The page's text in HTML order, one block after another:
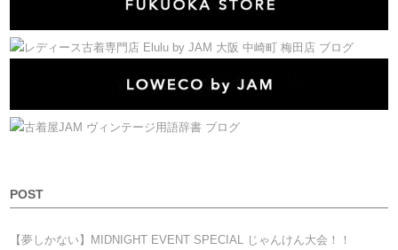
POST
【夢しかない】MIDNIGHT EVENT SPECIAL じゃんけん大会！！